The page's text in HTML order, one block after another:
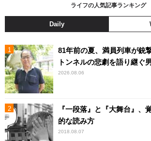
ライフの人気記事ランキング
Daily
81年前の夏、満員列車が
トンネルの悲劇を語り継ぐ
2026.08.06
『一段落』と『大舞台』、
的な読み方
2018.08.07